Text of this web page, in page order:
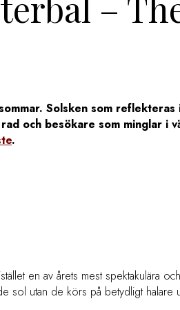
Solsken som
och besökare som minglar i
.
en av årets mest spektakulära
sol utan de körs på betydligt halare